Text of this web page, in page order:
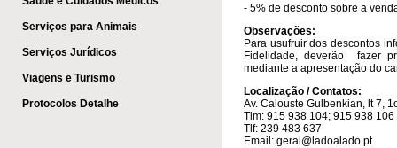
Serviços para Animais
Serviços Jurídicos
Viagens e Turismo
Protocolos Detalhe
- 5% de desconto sobre a
Observações:
Para usufruir dos descontos
Fidelidade, deverão fazer
mediante a apresentação do
Localização / Contatos:
Av. Calouste Gulbenkian, lt 7,
Tlm: 915 938 104; 915 938 106
Tlf: 239 483 637
Email: geral@ladoalado.pt